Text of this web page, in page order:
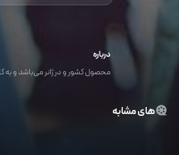
درباره
محصول کشور و در ژانر می‌باشد و به
های مشابه